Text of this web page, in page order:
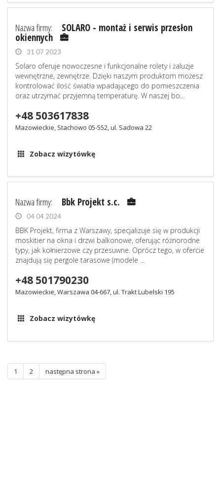
Nazwa firmy: SOLARO - montaż i serwis przesłon
okiennych
31 07 2023
Solaro oferuje nowoczesne i funkcjonalne rolety i żaluzje
wewnętrzne, zewnętrze. Dzięki naszym produktom możesz
kontrolować ilość światła wpadającego do pomieszczenia
oraz utrzymać przyjemną temperaturę. W naszej bo...
+48 503617838
Mazowieckie, Stachowo 05-552, ul. Sadowa 22
Zobacz wizytówkę
Nazwa firmy: Bbk Projekt s.c.
04 04 2024
BBK Projekt, firma z Warszawy, specjalizuje się w produkcji
moskitier na okna i drzwi balkonowe, oferując różnorodne
typy, jak kołnierzowe czy przesuwne. Oprócz tego, w ofercie
znajdują się pergole tarasowe (modele ...
+48 501790230
Mazowieckie, Warszawa 04-667, ul. Trakt Lubelski 195
Zobacz wizytówkę
1 2 następna strona »